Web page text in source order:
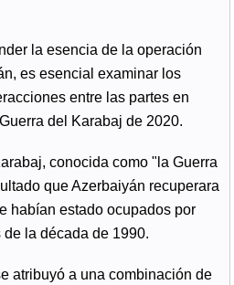
la esencia de la operación
es esencial examinar los
entre las partes en
del Karabaj de 2020.
conocida como "la Guerra
que Azerbaiyán recuperara
habían estado ocupados por
la década de 1990.
atribuyó a una combinación de